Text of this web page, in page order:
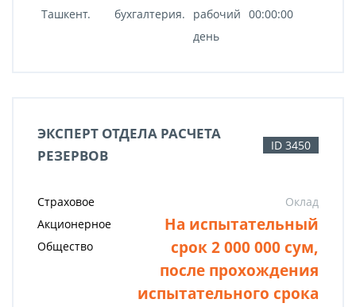
Ташкент.
бухгалтерия.
рабочий
день
00:00:00
ЭКСПЕРТ ОТДЕЛА РАСЧЕТА
РЕЗЕРВОВ
ID 3450
Страховое
Акционерное
Общество
Оклад
На испытательный
срок 2 000 000 сум,
после прохождения
испытательного срока